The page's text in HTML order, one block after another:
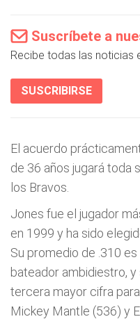
Suscríbete a
Recibe todas las noticias
SUSCRIBIRSE
El acuerdo
de 36 años jugará toda
los Bravos.
Jones fue el jugador
en 1999 y ha sido
Su promedio de .310
bateador ambidiestro,
tercera mayor cifra
Mickey Mantle (536) y